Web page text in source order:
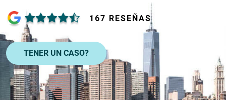
167 RESEÑAS
TENER UN CASO?